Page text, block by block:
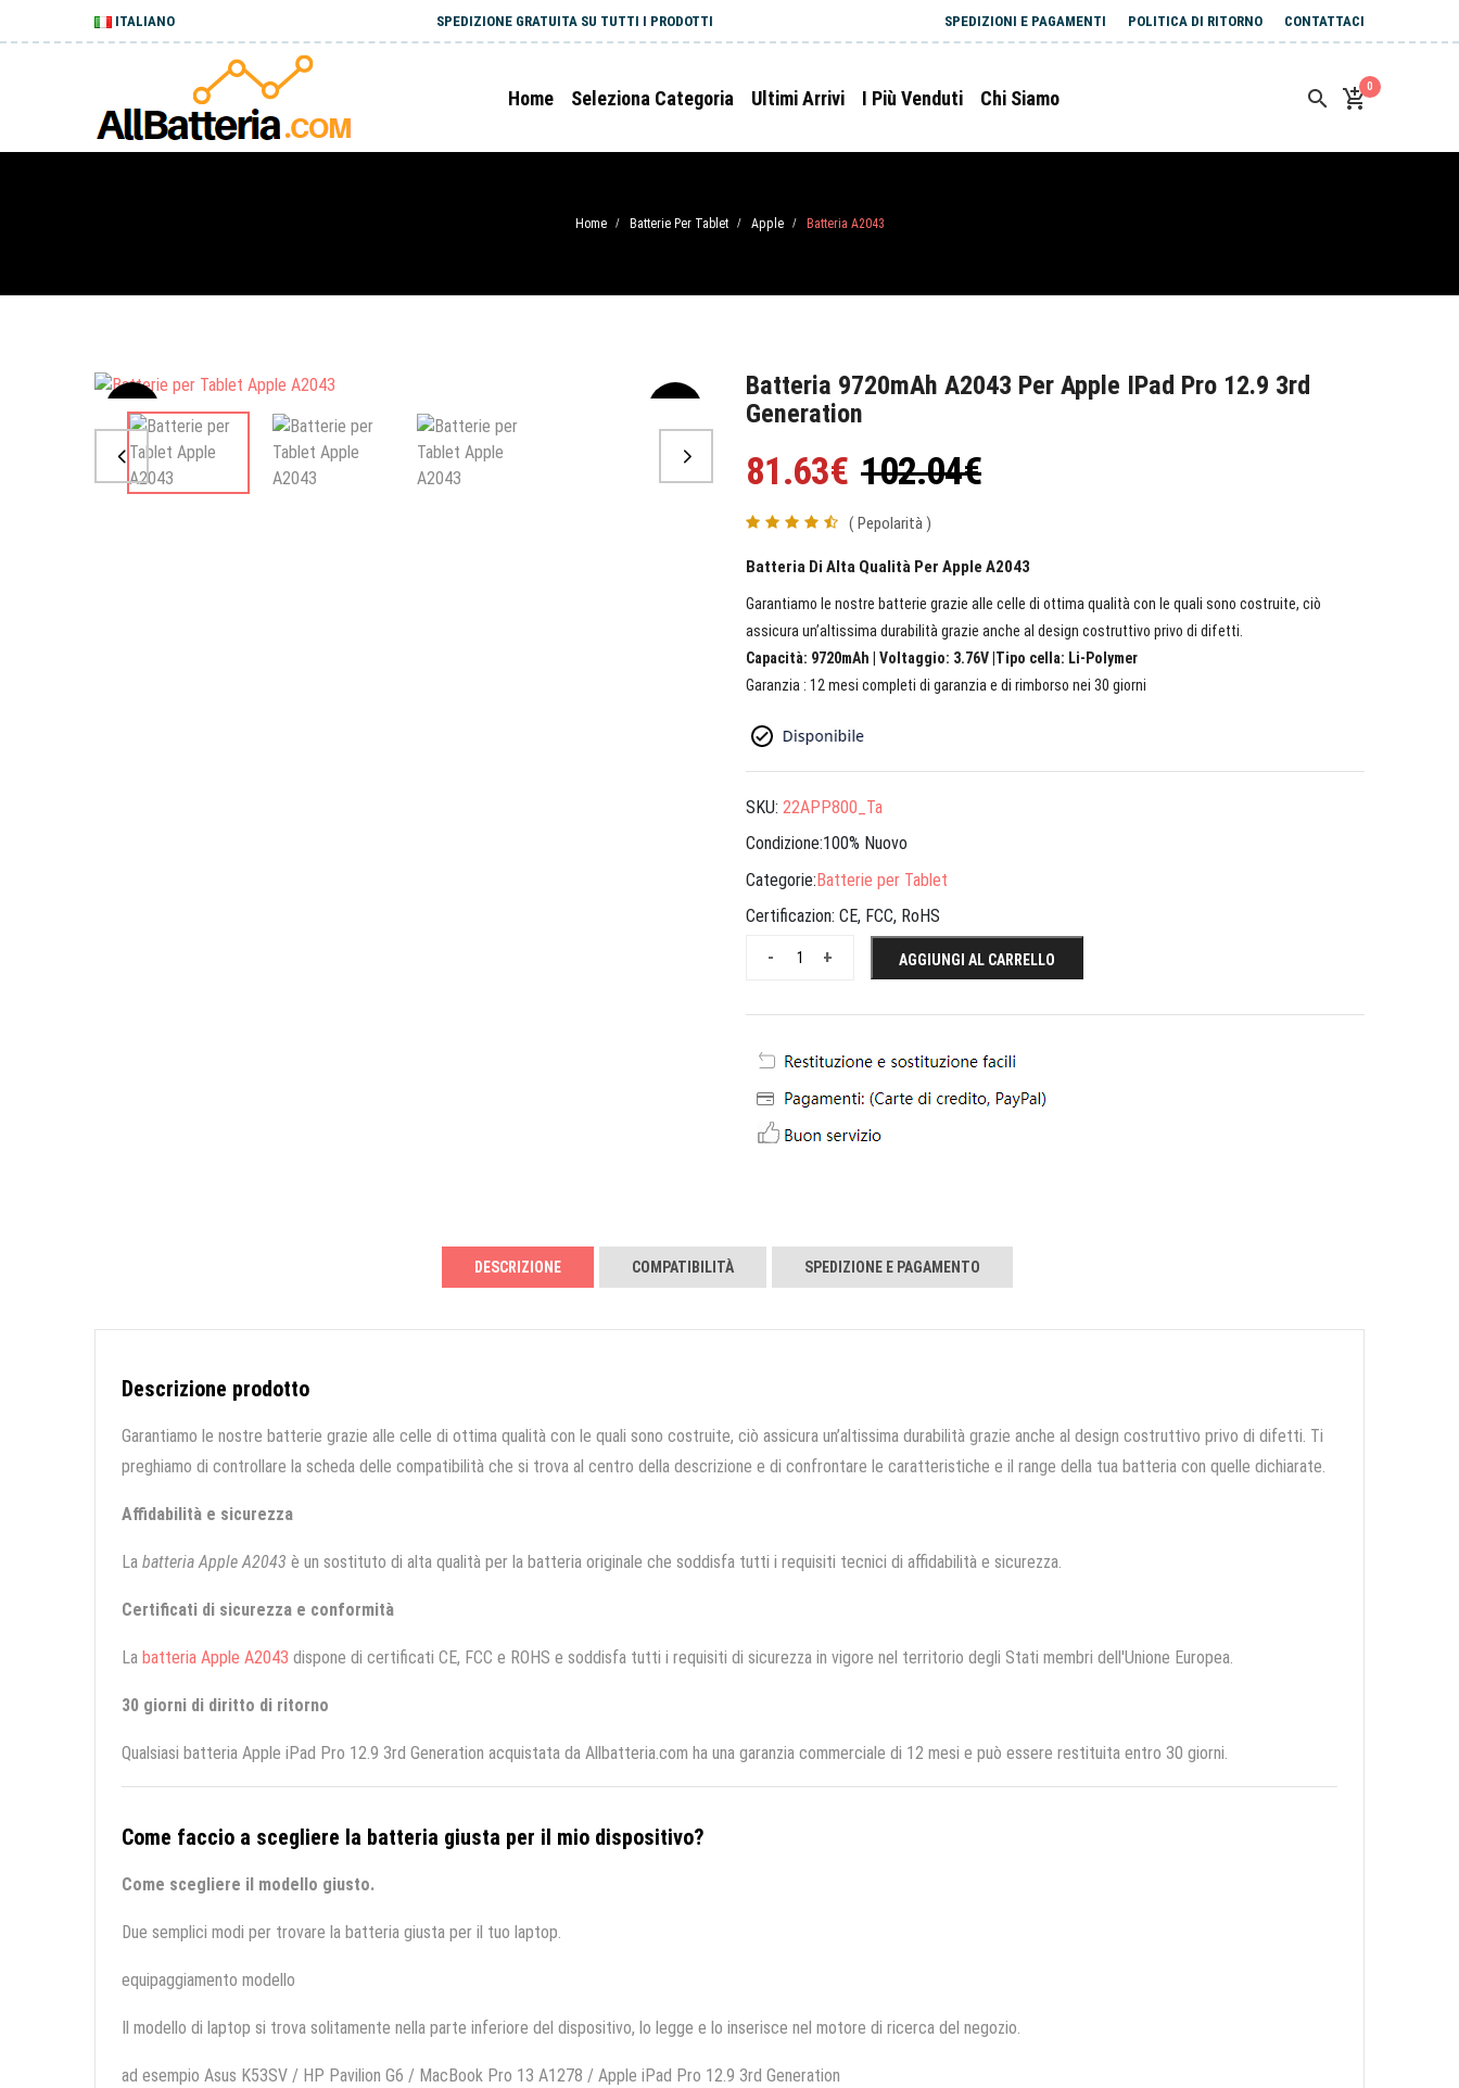
ITALIANO SPEDIZIONE GRATUITA SU TUTTI I PRODOTTI SPEDIZIONI E PAGAMENTI POLITICA DI RITORNO CONTATTACI
Home Seleziona Categoria Ultimi Arrivi I Più Venduti Chi Siamo
0
Home / Batterie Per Tablet / Apple / Batteria A2043
Sale
Batteria 9720mAh A2043 Per Apple IPad Pro 12.9 3rd
Generation
81.63€ 102.04€
( Pepolarità )
Batteria Di Alta Qualità Per Apple A2043
Garantiamo le nostre batterie grazie alle celle di ottima qualità con le quali sono costruite, ciò
assicura un’altissima durabilità grazie anche al design costruttivo privo di difetti.
Capacità: 9720mAh | Voltaggio: 3.76V |Tipo cella: Li-Polymer
Garanzia : 12 mesi completi di garanzia e di rimborso nei 30 giorni
SKU: 22APP800_Ta
Condizione:100% Nuovo
Categorie:Batterie per Tablet
Certificazion: CE, FCC, RoHS
+
- AGGIUNGI AL CARRELLO
DESCRIZIONE COMPATIBILITÀ SPEDIZIONE E PAGAMENTO
Descrizione prodotto
Garantiamo le nostre batterie grazie alle celle di ottima qualità con le quali sono costruite, ciò assicura un’altissima durabilità grazie anche al design costruttivo privo di difetti. Ti
preghiamo di controllare la scheda delle compatibilità che si trova al centro della descrizione e di confrontare le caratteristiche e il range della tua batteria con quelle dichiarate.
Affidabilità e sicurezza
La batteria Apple A2043 è un sostituto di alta qualità per la batteria originale che soddisfa tutti i requisiti tecnici di affidabilità e sicurezza.
Certificati di sicurezza e conformità
La batteria Apple A2043 dispone di certificati CE, FCC e ROHS e soddisfa tutti i requisiti di sicurezza in vigore nel territorio degli Stati membri dell'Unione Europea.
30 giorni di diritto di ritorno
Qualsiasi batteria Apple iPad Pro 12.9 3rd Generation acquistata da Allbatteria.com ha una garanzia commerciale di 12 mesi e può essere restituita entro 30 giorni.
Come faccio a scegliere la batteria giusta per il mio dispositivo?
Come scegliere il modello giusto.
Due semplici modi per trovare la batteria giusta per il tuo laptop.
equipaggiamento modello
Il modello di laptop si trova solitamente nella parte inferiore del dispositivo, lo legge e lo inserisce nel motore di ricerca del negozio.
ad esempio Asus K53SV / HP Pavilion G6 / MacBook Pro 13 A1278 / Apple iPad Pro 12.9 3rd Generation